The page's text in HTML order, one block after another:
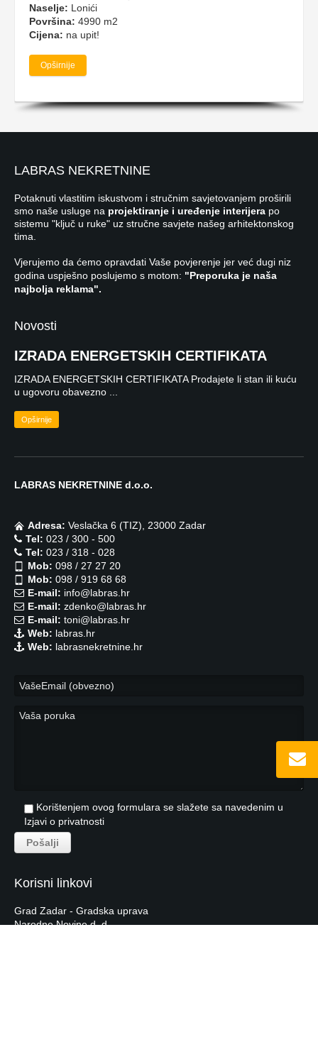
Naselje: Lonići
Površina: 4990 m2
Cijena: na upit!
Opširnije
LABRAS NEKRETNINE
Potaknuti vlastitim iskustvom i stručnim savjetovanjem proširili
smo naše usluge na projektiranje i uređenje interijera po
sistemu "ključ u ruke" uz stručne savjete našeg arhitektonskog
tima.
Vjerujemo da ćemo opravdati Vaše povjerenje jer već dugi niz
godina uspješno poslujemo s motom: "Preporuka je naša
najbolja reklama".
Novosti
IZRADA ENERGETSKIH CERTIFIKATA
IZRADA ENERGETSKIH CERTIFIKATA Prodajete li stan ili kuću
u ugovoru obavezno ...
Opširnije
LABRAS NEKRETNINE d.o.o.
Adresa: Veslačka 6 (TIZ), 23000 Zadar
Tel: 023 / 300 - 500
Tel: 023 / 318 - 028
Mob: 098 / 27 27 20
Mob: 098 / 919 68 68
E-mail: info@labras.hr
E-mail: zdenko@labras.hr
E-mail: toni@labras.hr
Web: labras.hr
Web: labrasnekretnine.hr
Korištenjem ovog formulara se slažete sa navedenim u
Izjavi o privatnosti
Korisni linkovi
Grad Zadar - Gradska uprava
Narodne Novine d. d.